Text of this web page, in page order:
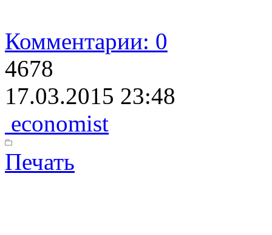
Комментарии: 0
4678
17.03.2015 23:48
economist
Печать